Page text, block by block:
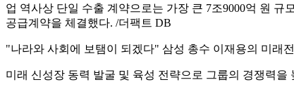
업 역사상 단일 수출 계약으로는 가장 큰 7조9000억 원 규
공급계약을 체결했다. /더팩트 DB
"나라와 사회에 보탬이 되겠다" 삼성 총수 이재용의 미래
미래 신성장 동력 발굴 및 육성 전략으로 그룹의 경쟁력